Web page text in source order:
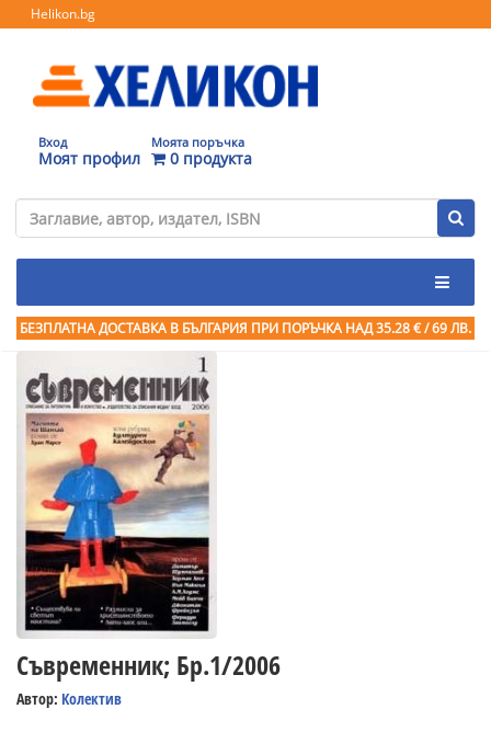
Helikon.bg
Вход
Моят профил
Моята поръчка
0 продукта
БЕЗПЛАТНА ДОСТАВКА В БЪЛГАРИЯ ПРИ ПОРЪЧКА НАД 35.28 € / 69 ЛВ.
Съвременник; Бр.1/2006
Автор: Колектив